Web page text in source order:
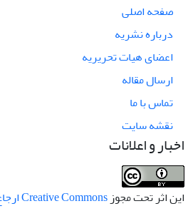
صفحه اصلی
درباره نشریه
اعضای هیات تحریریه
ارسال مقاله
تماس با ما
نقشه سایت
اخبار و اعلانات
این اثر تحت مجوز Creative Commons ارجاع 4.0 بین‌المللی